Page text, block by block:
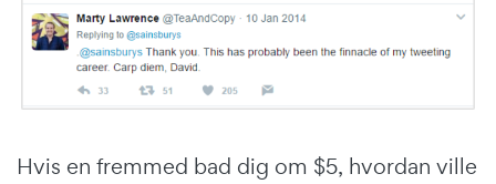
Hvis en fremmed bad dig om $5, hvordan ville